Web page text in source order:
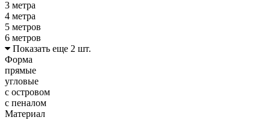
3 метра
4 метра
5 метров
6 метров
Показать еще 2 шт.
Форма
прямые
угловые
с островом
с пеналом
Материал